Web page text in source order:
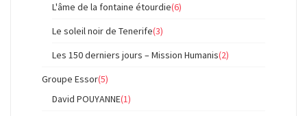
L'âme de la fontaine étourdie(6)
Le soleil noir de Tenerife(3)
Les 150 derniers jours – Mission Humanis(2)
Groupe Essor(5)
David POUYANNE(1)